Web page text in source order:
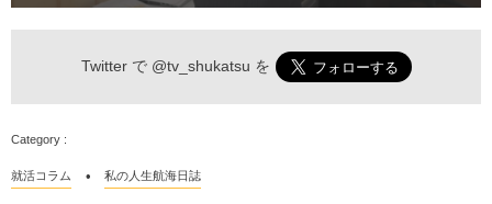
Twitter で @tv_shukatsu を
就活コラム 私の人生航海日誌